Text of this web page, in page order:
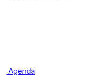
Agenda